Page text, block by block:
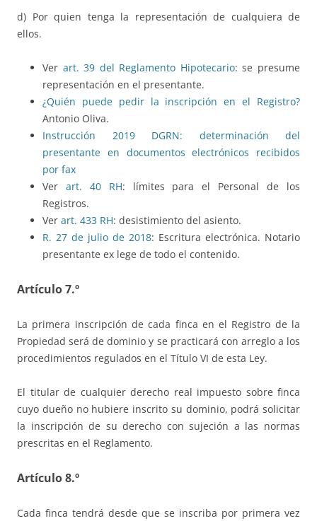
d) Por quien tenga la representación de cualquiera de
ellos.
Ver art. 39 del Reglamento Hipotecario: se presume
representación en el presentante.
¿Quién puede pedir la inscripción en el Registro?
Antonio Oliva.
Instrucción 2019 DGRN: determinación del
presentante en documentos electrónicos recibidos
por fax
Ver art. 40 RH: límites para el Personal de los
Registros.
Ver art. 433 RH: desistimiento del asiento.
R. 27 de julio de 2018: Escritura electrónica. Notario
presentante ex lege de todo el contenido.
Artículo 7.º
La primera inscripción de cada finca en el Registro de la
Propiedad será de dominio y se practicará con arreglo a los
procedimientos regulados en el Título VI de esta Ley.
El titular de cualquier derecho real impuesto sobre finca
cuyo dueño no hubiere inscrito su dominio, podrá solicitar
la inscripción de su derecho con sujeción a las normas
prescritas en el Reglamento.
Artículo 8.º
Cada finca tendrá desde que se inscriba por primera vez